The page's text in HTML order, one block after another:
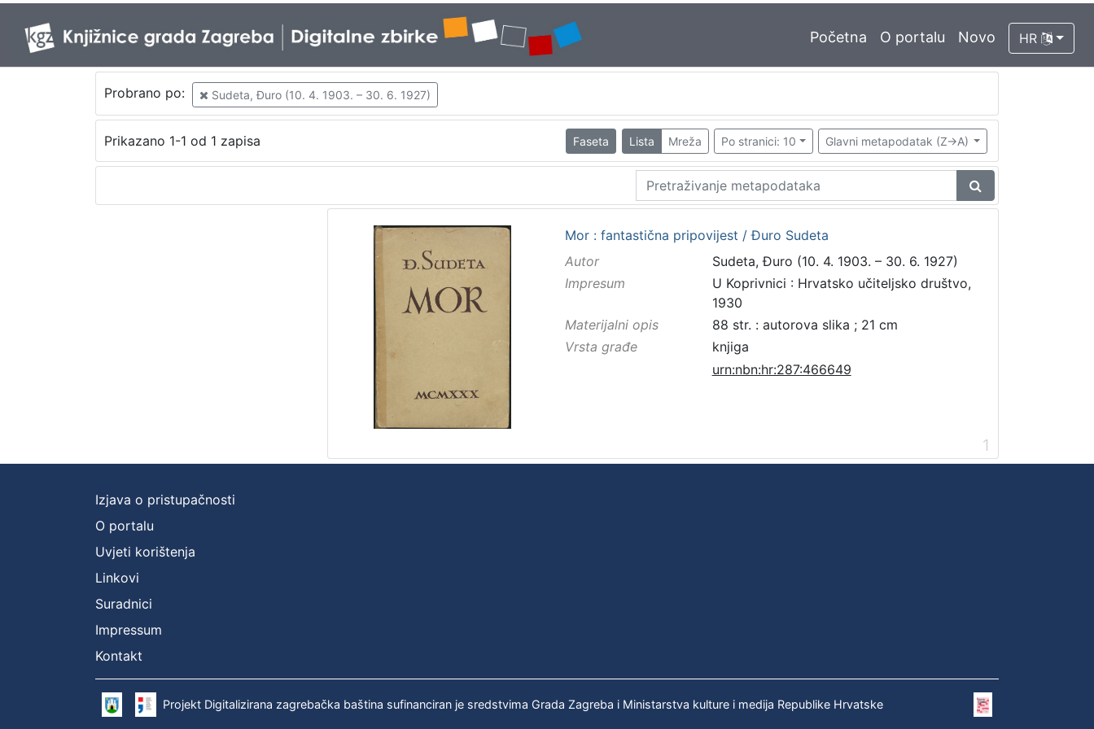
Početna O portalu Novo HR
Probrano po: Sudeta, Đuro (10. 4. 1903. – 30. 6. 1927)
Prikazano 1-1 od 1 zapisa Faseta Lista Mreža Po stranici: 10 Glavni metapodatak (Z->A)
Mor : fantastična pripovijest / Đuro Sudeta
Autor
Sudeta, Đuro (10. 4. 1903. – 30. 6. 1927)
Impresum
U Koprivnici : Hrvatsko učiteljsko društvo,
1930
Materijalni opis
88 str. : autorova slika ; 21 cm
Vrsta građe
knjiga
urn:nbn:hr:287:466649
1
Izjava o pristupačnosti
O portalu
Uvjeti korištenja
Linkovi
Suradnici
Impressum
Kontakt
Projekt Digitalizirana zagrebačka baština sufinanciran je sredstvima Grada Zagreba i Ministarstva kulture i medija Republike Hrvatske